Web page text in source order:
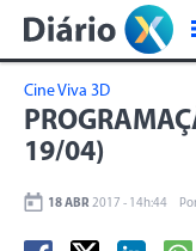
Cine Viva 3D
19/04)
18 ABR 2017 - 14h:44